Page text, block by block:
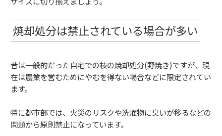
焼却処分は禁止されている場合が多い
昔は一般的だった自宅での枝の焼却処分(野焼き)ですが、現
在は農業を営むためにやむを得ない場合などに限定されてい
ます。
特に都市部では、火災のリスクや洗濯物に臭いが移るなどの
問題から原則禁止になっています。